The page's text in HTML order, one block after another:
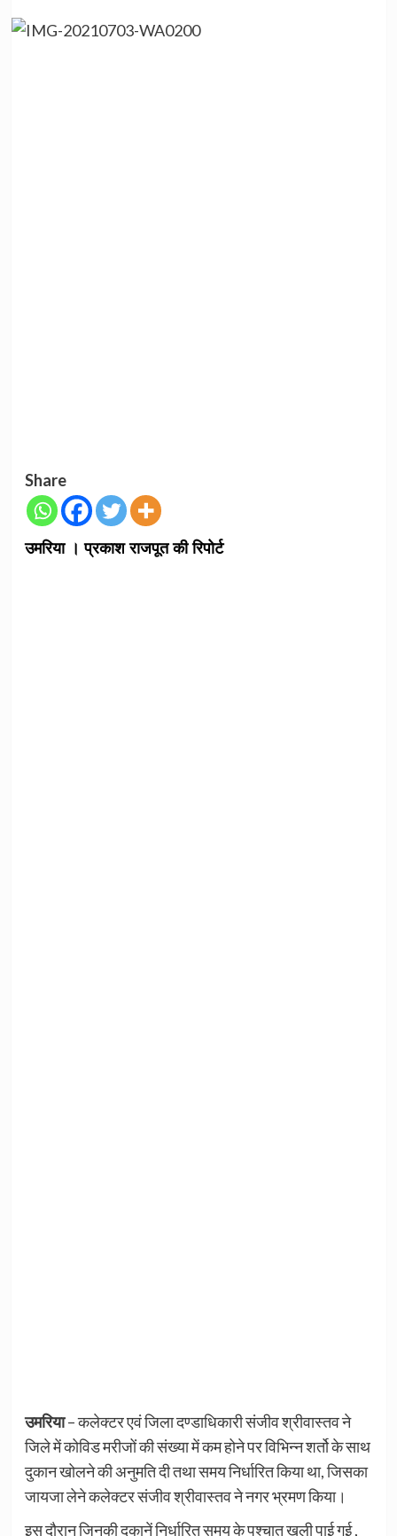
Share
उमरिया । प्रकाश राजपूत की रिपोर्ट
उमरिया– कलेक्टर एवं जिला दण्डाधिकारी संजीव श्रीवास्तव ने
जिले में कोविड मरीजों की संख्या में कम होने पर विभिन्न शर्तो के साथ
दुकान खोलने की अनुमति दी तथा समय निर्धारित किया था, जिसका
जायजा लेने कलेक्टर संजीव श्रीवास्तव ने नगर भ्रमण किया।
इस दौरान जिनकी दुकानें निर्धारित समय के पश्चात खुली पाई गई ,